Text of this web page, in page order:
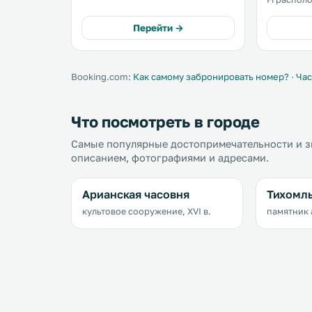
Free WiFi is provided and free
private parking is available on site. .
Перейти →
удобств
машиной,
Booking.com: Как самому забронировать номер? ·
Что посмотреть в городе
Самые популярные достопримечательности и
описанием, фотографиями и адресами.
Арианская часовня
культовое сооружение, XVI в. памятник